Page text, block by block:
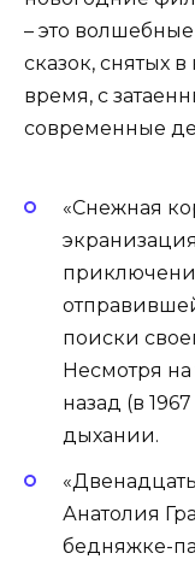
– это
сказок, снятых
время, с
современные
«Снежная
поиски
Несмотря на
назад (в
дыхании.
Анатолия
бедняжке-